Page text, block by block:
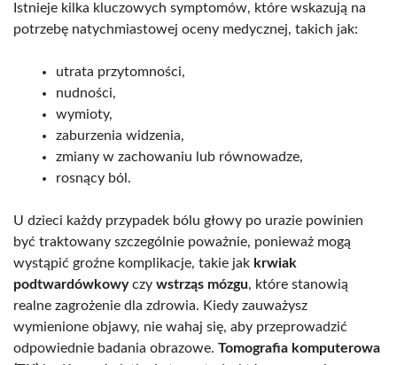
Istnieje kilka kluczowych symptomów, które wskazują na
potrzebę natychmiastowej oceny medycznej, takich jak:
utrata przytomności,
nudności,
wymioty,
zaburzenia widzenia,
zmiany w zachowaniu lub równowadze,
rosnący ból.
U dzieci każdy przypadek bólu głowy po urazie powinien
być traktowany szczególnie poważnie, ponieważ mogą
wystąpić groźne komplikacje, takie jak krwiak
podtwardówkowyczy wstrząs mózgu, które stanowią
realne zagrożenie dla zdrowia. Kiedy zauważysz
wymienione objawy, nie wahaj się, aby przeprowadzić
odpowiednie badania obrazowe. Tomografia komputerowa